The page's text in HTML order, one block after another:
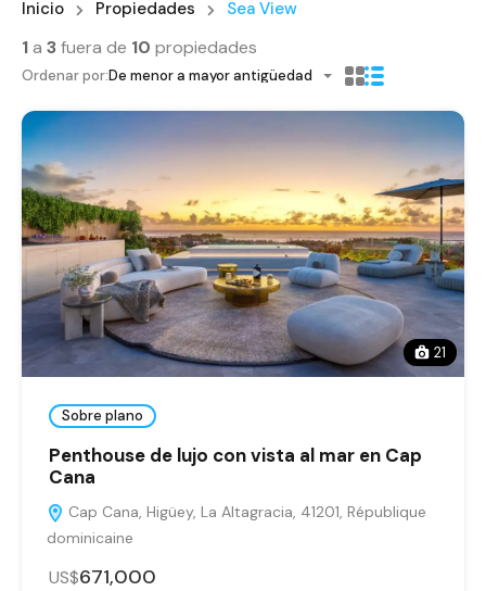
Inicio Propiedades Sea View
1a 3fuera de 10 propiedades
Ordenar por:De menor a mayor antigüedad
21
Sobre plano
Penthouse de lujo con vista al mar en Cap
Cana
Cap Cana, Higüey, La Altagracia, 41201, République
dominicaine
US$671,000